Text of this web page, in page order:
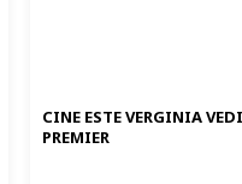
CINE ESTE VERGINIA
PREMIER